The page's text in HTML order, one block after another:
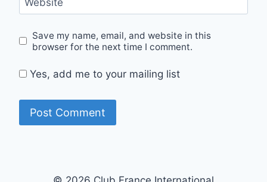
Save my name, email, and website in this
browser for the next time I comment.
Yes, add me to your mailing list